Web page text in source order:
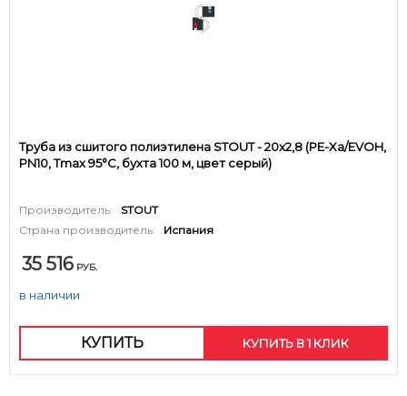
Труба из сшитого полиэтилена STOUT - 20x2,8 (PE-Xa/EVOH,
PN10, Tmax 95°C, бухта 100 м, цвет серый)
Производитель:
STOUT
Страна производитель:
Испания
35 516 РУБ.
в наличии
КУПИТЬ КУПИТЬ В 1 КЛИК